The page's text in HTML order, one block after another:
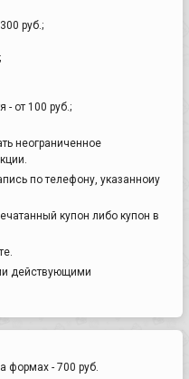
руб.;
- от 100 руб.;
неограниченное
по телефону, указанноиу
купон либо купон в
действующими
формах - 700 руб.